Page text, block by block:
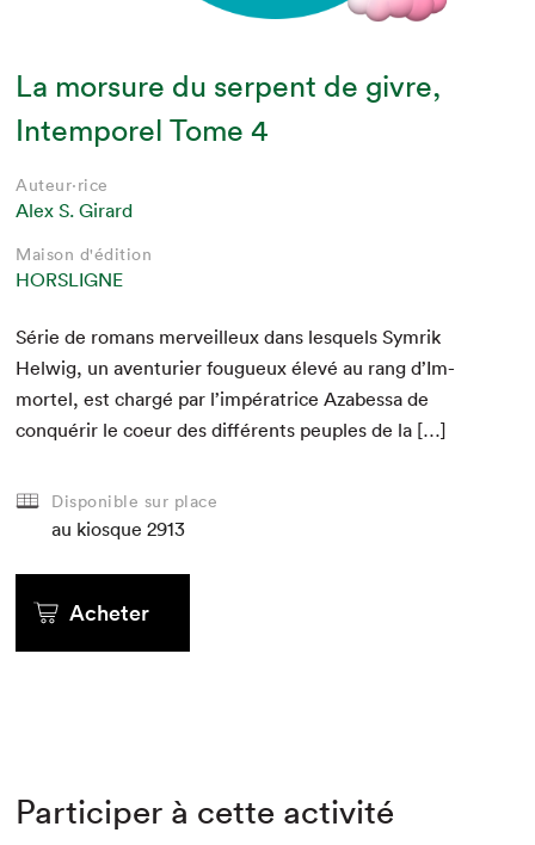
La morsure du serpent de givre,
Intemporel Tome 4
Auteur·rice
Alex S. Girard
Maison d'édition
HORSLIGNE
Série de romans mer­veilleux dans lesquels Sym­rik
Hel­wig, un aven­turi­er fougueux élevé au rang d’Im­
mor­tel, est chargé par l’im­péra­trice Azabessa de
con­quérir le coeur des dif­férents peu­ples de la […]
Disponible sur place
au kiosque 2913
Acheter
Participer à cette activité